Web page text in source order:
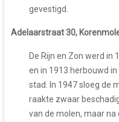
gevestigd.
Adelaarstraat 30,
De Rijn en Zon werd in
en in 1913 herbouwd
stad. In 1947 sloeg de
raakte zwaar
van de molen, maar